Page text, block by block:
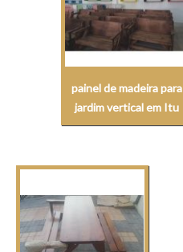
painel de madeira para
jardim vertical em Itu